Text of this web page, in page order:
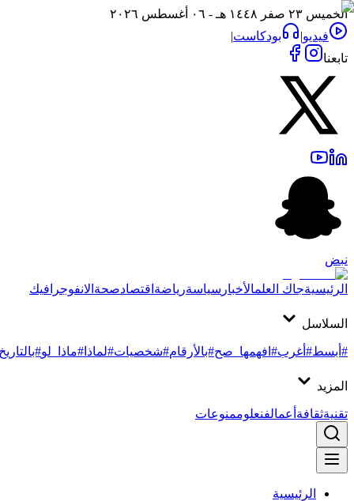
الخميس ٢٣ صفر ١٤٤٨ هـ - ٠٦ أغسطس ٢٠٢٦
فيديو| بودكاست|
تابعنا
نبض
الرئيسيةجاك العلمالأخبار سياسةرياضةاقتصادصحةالانفوجرافيك
السلاسل
#أبسط#أغرب#افهمها_صح#بالأرقام#شخصيات#لماذا #ماذا_لو#بالتاريخ
المزيد
تقنيةثقافةأعمالفنعلوممنوعات
الرئيسية